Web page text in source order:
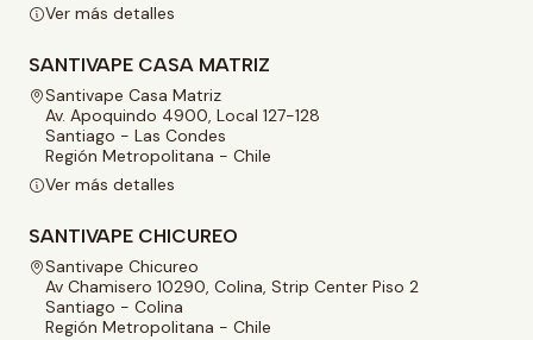
Ver más detalles
SANTIVAPE CASA MATRIZ
Santivape Casa Matriz
Av. Apoquindo 4900, Local 127-128
Santiago - Las Condes
Región Metropolitana - Chile
Ver más detalles
SANTIVAPE CHICUREO
Santivape Chicureo
Av Chamisero 10290, Colina, Strip Center Piso 2
Santiago - Colina
Región Metropolitana - Chile